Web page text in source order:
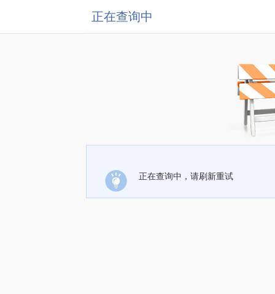
正在查询中
正在查询中，请刷新重试